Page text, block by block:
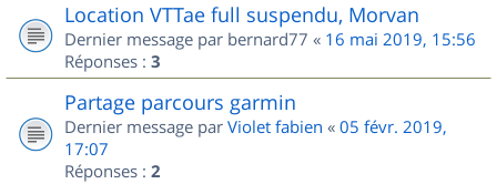
Location VTTae full suspendu, Morvan
Dernier message par bernard77 « 16 mai 2019, 15:56
Réponses : 3
Partage parcours garmin
Dernier message par Violet fabien « 05 févr. 2019,
17:07
Réponses : 2